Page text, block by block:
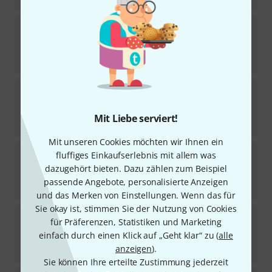
Mit Liebe serviert!
Mit unseren Cookies möchten wir Ihnen ein
fluffiges Einkaufserlebnis mit allem was
dazugehört bieten. Dazu zählen zum Beispiel
passende Angebote, personalisierte Anzeigen
und das Merken von Einstellungen. Wenn das für
Sie okay ist, stimmen Sie der Nutzung von Cookies
für Präferenzen, Statistiken und Marketing
einfach durch einen Klick auf „Geht klar“ zu (alle
anzeigen).
Sie können Ihre erteilte Zustimmung jederzeit
MKBLB
97
Sofort lieferbar
€
KlusonVintage Lockheads MLV6LG
Sofort lieferbar
KlusonMG33G 90 3L/3R GD
10
55 €
Kluson MLK6LN Lockheads
198
Sofort lieferbar